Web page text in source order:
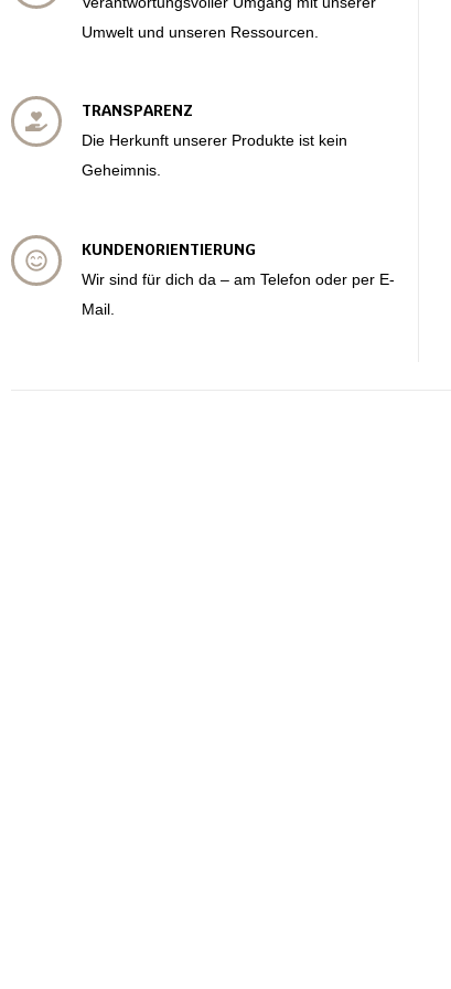
Umwelt und unseren Ressourcen.
TRANSPARENZ
Die Herkunft unserer Produkte ist kein
Geheimnis.
KUNDENORIENTIERUNG
Wir sind für dich da – am Telefon oder per E-
Mail.